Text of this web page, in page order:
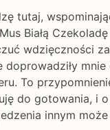
tutaj,
Białą
wdzięczności
doprowadziły
To
do gotowania, i
innym